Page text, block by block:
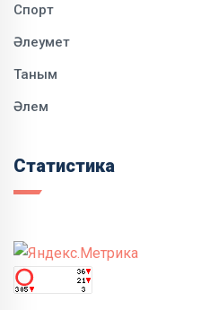
Спорт
Әлеумет
Таным
Әлем
Статистика